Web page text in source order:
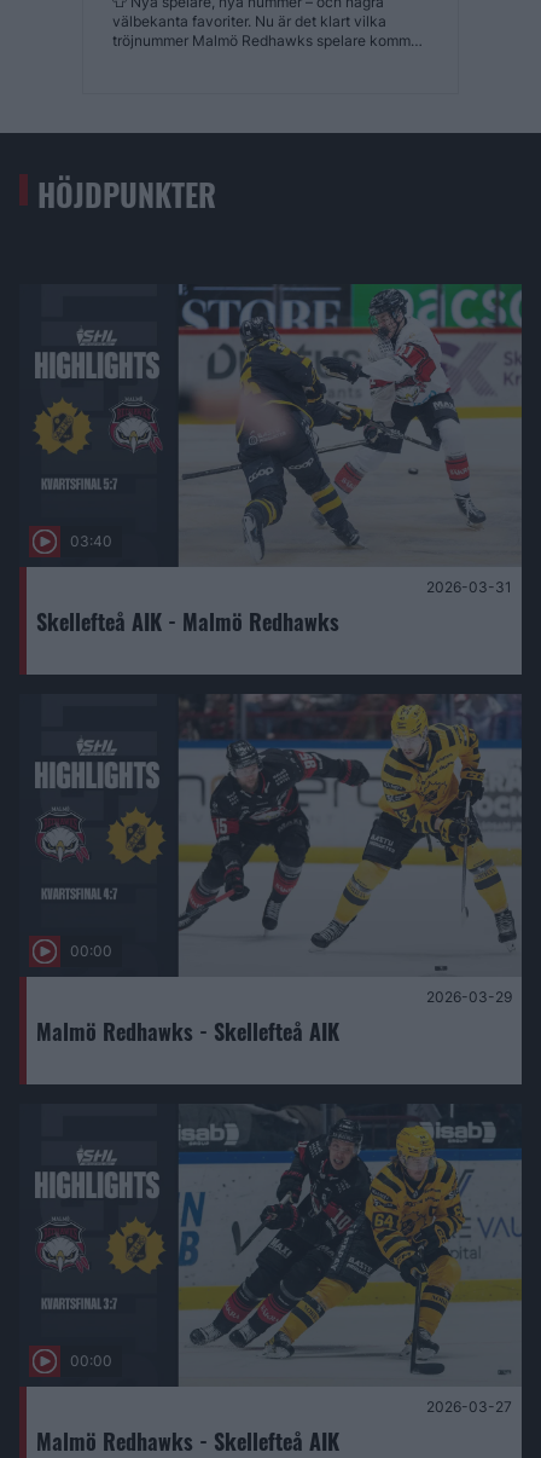
välbekanta favoriter. Nu är det klart vilka
tröjnummer Malmö Redhawks spelare kommer
HÖJDPUNKTER
03:40
2026-03-31
Skellefteå AIK - Malmö Redhawks
00:00
2026-03-29
Malmö Redhawks - Skellefteå AIK
00:00
2026-03-27
Malmö Redhawks - Skellefteå AIK